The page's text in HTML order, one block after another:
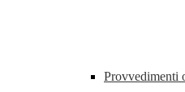
Provvedimenti